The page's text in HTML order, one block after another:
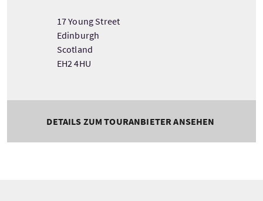
17 Young Street
Edinburgh
Scotland
EH2 4HU
DETAILS ZUM TOURANBIETER ANSEHEN